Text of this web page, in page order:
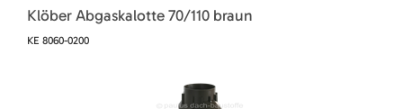
Klöber Abgaskalotte 70/110 braun
KE 8060-0200